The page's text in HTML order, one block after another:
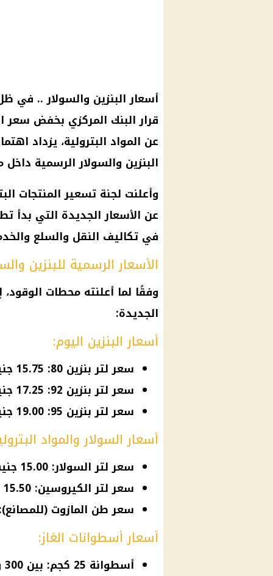
أسعار البنزين والسولار .. في
عن المواد البترولية، يزداد
البنزين والسولار الرسمية
عن الأسعار الجديدة التي بدأ
في تكاليف النقل والسلع
الأسعار الرسمية للبنزين
وفقًا لما أعلنته محطات الوقود،
الجديدة:
أسعار البنزين اليوم:
سعر لتر بنزين 80: 15.75 جنيهًا
سعر لتر بنزين 92: 17.25 جنيهًا
سعر لتر بنزين 95: 19.00 جنيهًا
أسعار السولار والمواد
سعر لتر السولار: 15.00 جنيهًا
سعر لتر الكيروسين: 15.50 جنيهًا
سعر طن المازوت (للمصانع): بين 9500
أسعار أسطوانات الغاز:
أسطوانة 25 كجم: بين 300 و400 جنيهًا